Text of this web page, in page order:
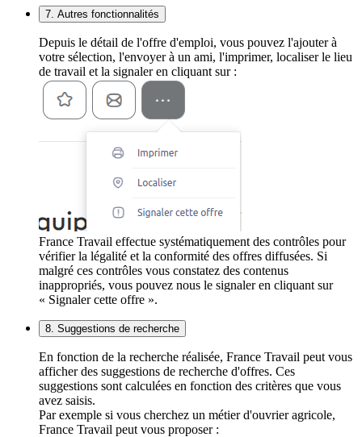
7. Autres fonctionnalités
Depuis le détail de l'offre d'emploi, vous pouvez l'ajouter à
votre sélection, l'envoyer à un ami, l'imprimer, localiser le lieu
de travail et la signaler en cliquant sur :
France Travail effectue systématiquement des contrôles pour
vérifier la légalité et la conformité des offres diffusées. Si
malgré ces contrôles vous constatez des contenus
inappropriés, vous pouvez nous le signaler en cliquant sur
« Signaler cette offre ».
8. Suggestions de recherche
En fonction de la recherche réalisée, France Travail peut vous
afficher des suggestions de recherche d'offres. Ces
suggestions sont calculées en fonction des critères que vous
avez saisis.
Par exemple si vous cherchez un métier d'ouvrier agricole,
France Travail peut vous proposer :